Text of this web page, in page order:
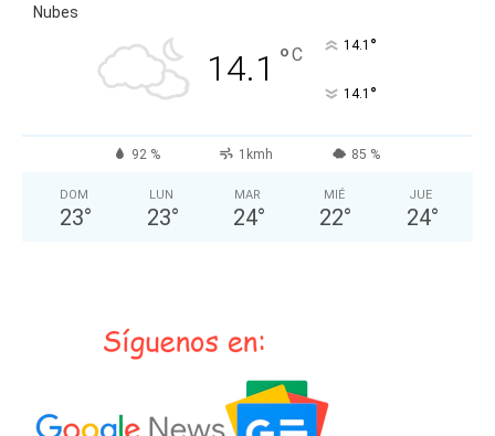
Nubes
14.1 °C 14.1 °
14.1 °
92 % 1kmh 85 %
DOM
23°
LUN
23°
MAR
24°
MIÉ
22°
JUE
24°